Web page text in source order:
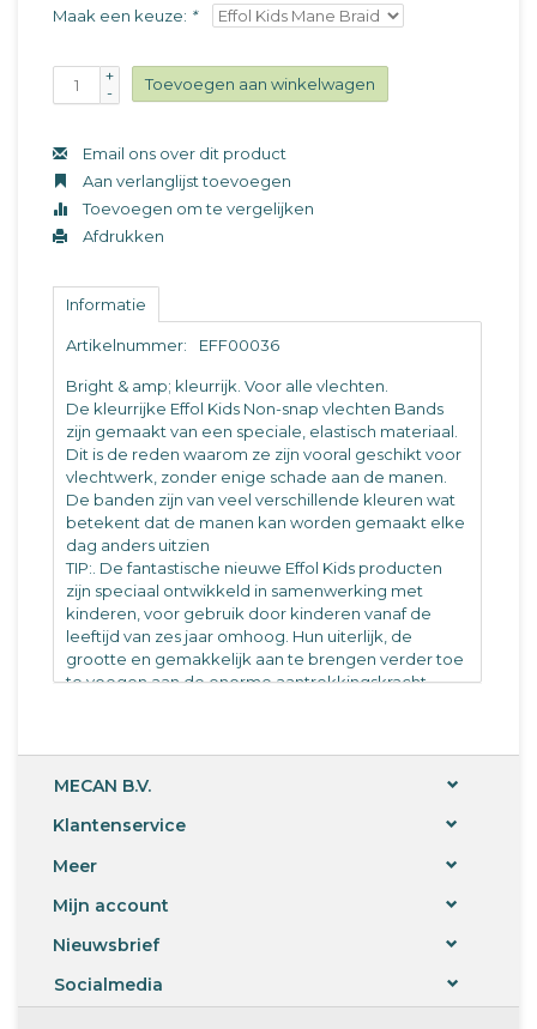
Maak een keuze: *
+
-
Toevoegen aan winkelwagen
Email ons over dit product
Aan verlanglijst toevoegen
Toevoegen om te vergelijken
Afdrukken
Informatie
Artikelnummer: EFF00036
Bright & amp; kleurrijk. Voor alle vlechten.
De kleurrijke Effol Kids Non-snap vlechten Bands
zijn gemaakt van een speciale, elastisch materiaal.
Dit is de reden waarom ze zijn vooral geschikt voor
vlechtwerk, zonder enige schade aan de manen.
De banden zijn van veel verschillende kleuren wat
betekent dat de manen kan worden gemaakt elke
dag anders uitzien
TIP:. De fantastische nieuwe Effol Kids producten
zijn speciaal ontwikkeld in samenwerking met
kinderen, voor gebruik door kinderen vanaf de
leeftijd van zes jaar omhoog. Hun uiterlijk, de
grootte en gemakkelijk aan te brengen verder toe
te voegen aan de enorme aantrekkingskracht
MECAN B.V.
Klantenservice
Meer
Mijn account
Nieuwsbrief
Socialmedia